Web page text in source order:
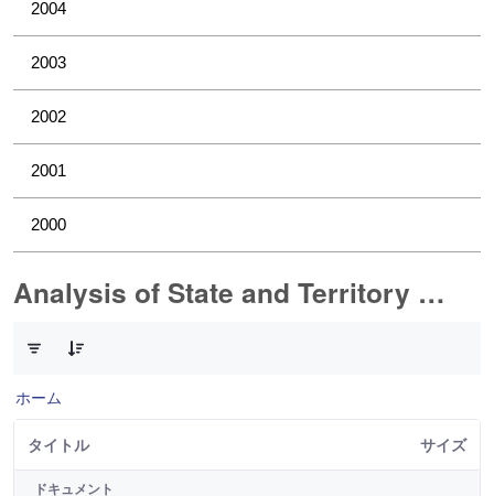
2004
2003
2002
2001
2000
Analysis of State and Territory Health Data
ホーム
タイトル サイズ
ドキュメント